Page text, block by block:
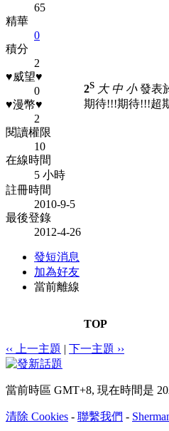
65
精華
0
積分
2
♥威望♥
0
♥漫幣♥
2
閱讀權限
10
在線時間
5 小時
註冊時間
2010-9-5
最後登錄
2012-4-26
發短消息
加為好友
當前離線
2S 大 中 小發表
期待!!!期待!!!超
TOP
‹‹ 上一主題 | 下一主題 ››
當前時區 GMT+8, 現在時間是
清除 Cookies - 聯繫我們 -